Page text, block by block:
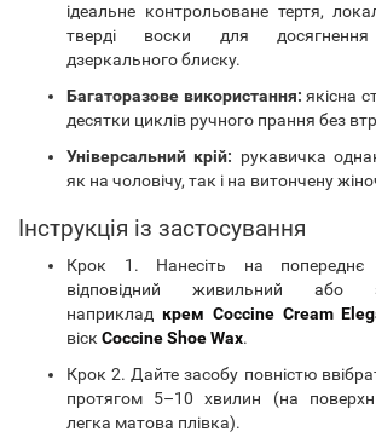
ідеальне контрольоване тертя,
тверді воски для досягнення
дзеркального блиску.
Багаторазове використання: якісна
десятки циклів ручного прання без
Універсальний крій: рукавичка
як на чоловічу, так і на витончену
Інструкція із застосування
Крок 1. Нанесіть на попереднє
відповідний живильний або
наприклад крем Coccine Cream
віск Coccine Shoe Wax.
Крок 2. Дайте засобу повністю
протягом 5–10 хвилин (на
легка матова плівка).